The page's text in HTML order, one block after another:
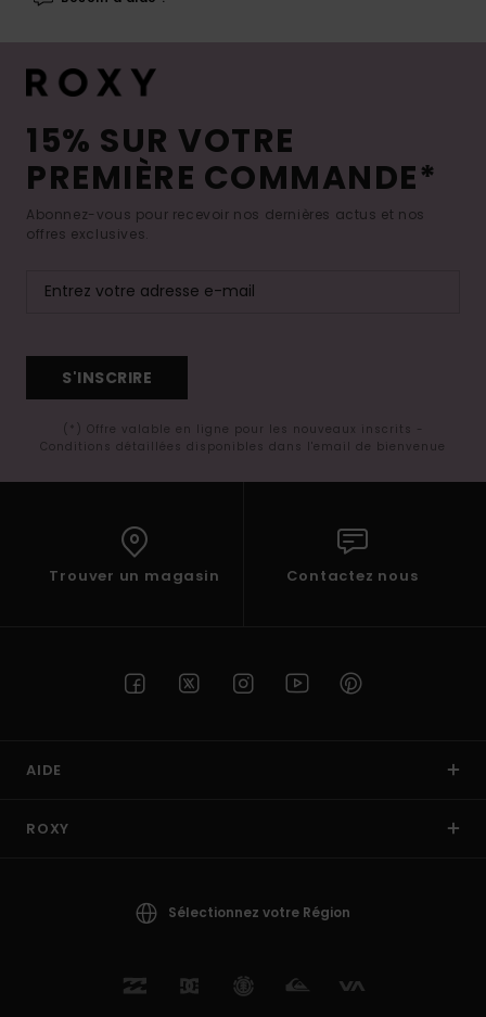
15% SUR VOTRE
PREMIÈRE COMMANDE*
Abonnez-vous pour recevoir nos dernières actus et nos
offres exclusives.
S'INSCRIRE
(*) Offre valable en ligne pour les nouveaux inscrits -
Conditions détaillées disponibles dans l'email de bienvenue
Trouver un magasin Contactez nous
AIDE
ROXY
Sélectionnez votre Région